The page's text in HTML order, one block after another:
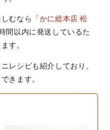
むなら 「かに総本店 松
間以内に発送しているた
す。
レシピも紹介しており、
きます。